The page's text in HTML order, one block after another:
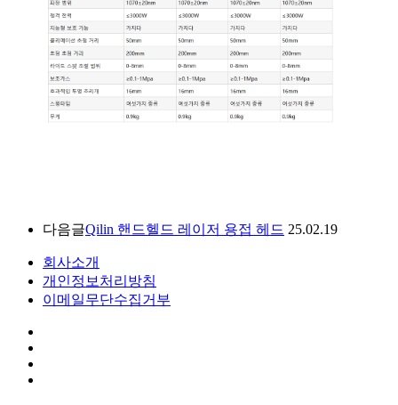
다음글Qilin 핸드헬드 레이저 용접 헤드 25.02.19
회사소개
개인정보처리방침
이메일무단수집거부